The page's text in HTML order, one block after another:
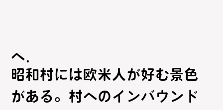
昭和村には欧米人が好む景色
がある。村へのインバウンド